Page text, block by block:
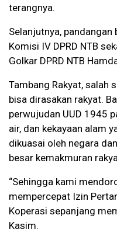
terangnya.
Selanjutnya,
Komisi IV DPRD NTB
Golkar DPRD NTB
Tambang Rakyat, salah
bisa dirasakan rakyat.
perwujudan UUD 1945
air, dan kekayaan alam
dikuasai oleh negara
besar kemakmuran
“Sehingga kami
mempercepat Izin
Koperasi sepanjang
Kasim.